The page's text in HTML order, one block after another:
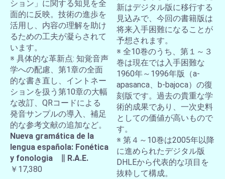
ション」に関する知見を全
面的に反映。技術の進歩を
活用し、内容の理解を助け
るための工夫が凝らされて
います。
※ 具体的な革新点: 知覚音声
学への配慮、第1章の全面
的な書き直し、イントネー
ションを扱う第10章の大幅
な改訂、QRコードによる
発音サンプルの導入、補足
的な参考文献の追加など。
Nueva gramática de la
lengua española: Fonética
y fonologia ∥ R.A.E.
￥17,380
新はデジタル版に移行する
見込みで、今回の書籍版は
将来入手困難になることが
予想されます。
※ 全10巻のうち、第１～３
巻は現在では入手困難な
1960年～1996年版（a-
apasanca、b-bajoca）の復
刻版です。過去の貴重な学
術的成果であり、一次史料
としての価値が高いもので
す。
※ 第４～10巻は2005年以降
に進められたデジタル版
DHLEから代表的な項目を
抜粋して構成。